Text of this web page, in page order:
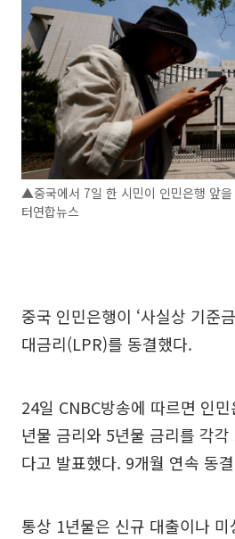
▲중국에서 7일 한 시민이 인민은행 앞
터연합뉴스
중국 인민은행이 ‘사실상 기준
대금리(LPR)를 동결했다.
24일 CNBC방송에 따르면 인
년물 금리와 5년물 금리를 각
다고 발표했다. 9개월 연속 동
통상 1년물은 신규 대출이나